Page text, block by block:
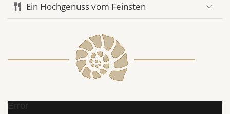
Ein Hochgenuss vom Feinsten
Error